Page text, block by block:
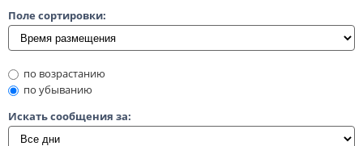
Поле сортировки:
по возрастанию
по убыванию
Искать сообщения за: